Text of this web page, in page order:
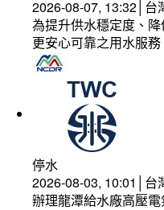
2026-08-07, 13:32│台
為提升供水穩定度、
更安心可靠之用水服務
停水
2026-08-03, 10:01│台
辦理龍潭給水廠高壓